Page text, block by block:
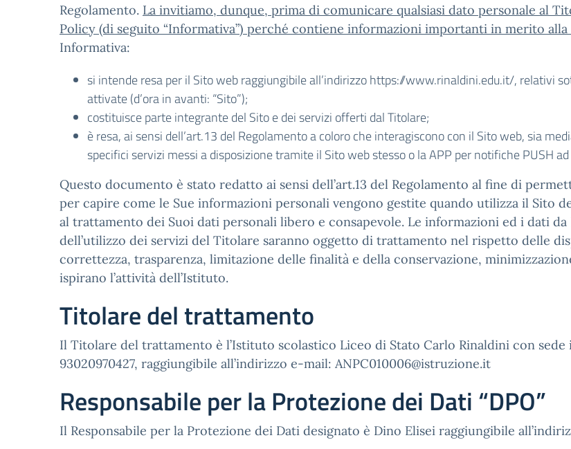
Regolamento. La invitiamo, dunque, prima di comunicare qualsiasi dato personale al
Policy (di seguito “Informativa”) perché contiene informazioni importanti in merito
Informativa:
si intende resa per il Sito web raggiungibile all’indirizzo https://www.rinaldini.edu.it/, relativi
attivate (d’ora in avanti: “Sito”);
costituisce parte integrante del Sito e dei servizi offerti dal Titolare;
è resa, ai sensi dell’art.13 del Regolamento a coloro che interagiscono con il Sito web, sia
specifici servizi messi a disposizione tramite il Sito web stesso o la APP per notifiche PUSH
Questo documento è stato redatto ai sensi dell’art.13 del Regolamento al fine di
per capire come le Sue informazioni personali vengono gestite quando utilizza il Sito
al trattamento dei Suoi dati personali libero e consapevole. Le informazioni ed i dati
dell’utilizzo dei servizi del Titolare saranno oggetto di trattamento nel rispetto delle
correttezza, trasparenza, limitazione delle finalità e della conservazione,
ispirano l’attività dell’Istituto.
Titolare del trattamento
Il Titolare del trattamento è l’Istituto scolastico Liceo di Stato Carlo Rinaldini con sede
93020970427, raggiungibile all’indirizzo e-mail: ANPC010006@istruzione.it
Responsabile per la Protezione dei Dati “DPO”
Il Responsabile per la Protezione dei Dati designato è Dino Elisei raggiungibile